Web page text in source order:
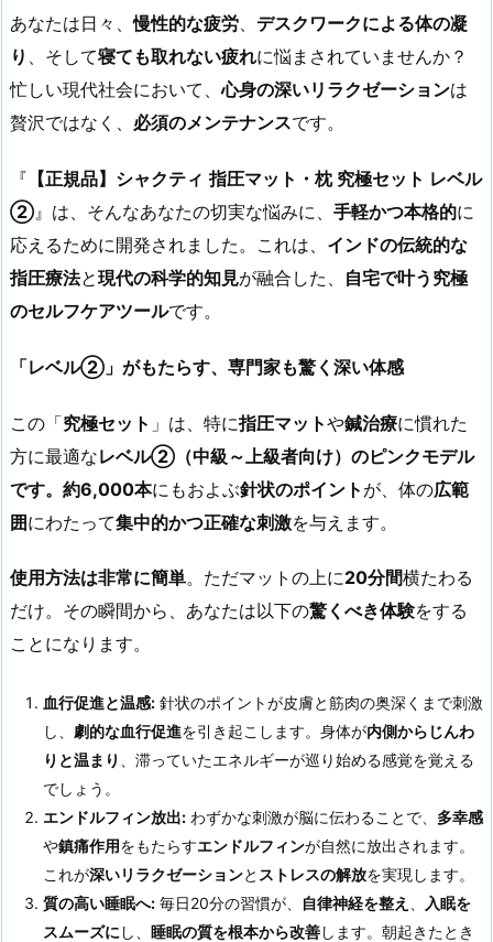
あなたは日々、慢性的な疲労、 デスクワークによる体の凝
り 、そして寝ても取れない疲れに悩まされていませんか？
忙しい現代社会において、心身の深いリラクゼーションは
贅沢ではなく、 必須のメンテナンスです。
『 【正規品】シャクティ 指圧マット・枕 究極セット レベル
② 』は、そんなあなたの切実な悩みに、 手軽かつ本格的に
応えるために開発されました。これは、 インドの伝統的な
指圧療法と現代の科学的知見が融合した、 自宅で叶う究極
のセルフケアツールです。
「レベル② 」がもたらす、専門家も驚く深い体感
この「究極セット 」は、特に指圧マットや鍼治療に慣れた
方に最適なレベル② （中級～上級者向け）のピンクモデル
です。約6,000本にもおよぶ針状のポイント が、体の広範
囲にわたって集中的かつ正確な刺激を与えます。
使用方法は非常に簡単。ただマットの上に20分間横たわる
だけ。その瞬間から、あなたは以下の驚くべき体験をする
ことになります。
血行促進と温感: 針状のポイントが皮膚と筋肉の奥深くまで刺激
し、 劇的な血行促進を引き起こします。身体が内側からじんわ
りと温まり
、滞っていたエネルギーが巡り始める感覚を覚える
でしょう。
エンドルフィン放出: わずかな刺激が脳に伝わることで、 多幸感
や鎮痛作用をもたらすエンドルフィンが自然に放出されます。
これが深いリラクゼーションと ストレスの解放を実現します。
質の高い睡眠へ: 毎日20分の習慣が、 自律神経を整え
入眠を
スムーズに し、 睡眠の質を根本から改善します。朝起きたとき